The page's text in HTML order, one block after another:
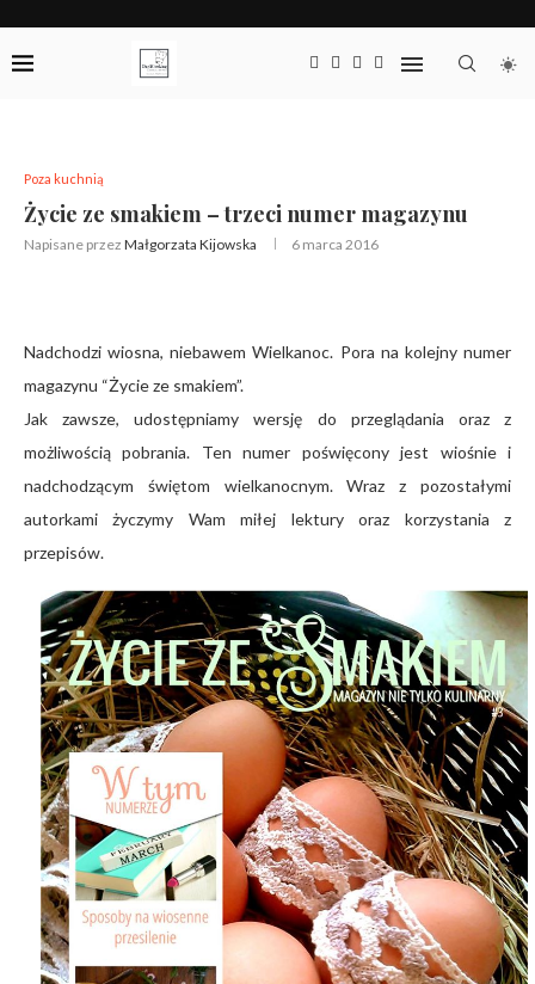
Poza kuchnią
Życie ze smakiem – trzeci numer magazynu
Napisane przez Małgorzata Kijowska 6 marca 2016
Nadchodzi wiosna, niebawem Wielkanoc. Pora na kolejny numer
magazynu “Życie ze smakiem”.
Jak zawsze, udostępniamy wersję do przeglądania oraz z
możliwością pobrania. Ten numer poświęcony jest wiośnie i
nadchodzącym świętom wielkanocnym. Wraz z pozostałymi
autorkami życzymy Wam miłej lektury oraz korzystania z
przepisów.